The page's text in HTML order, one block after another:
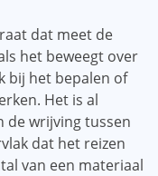
dat meet de
het beweegt over
bij het bepalen of
Het is al
de wrijving tussen
dat het reizen
van een materiaal